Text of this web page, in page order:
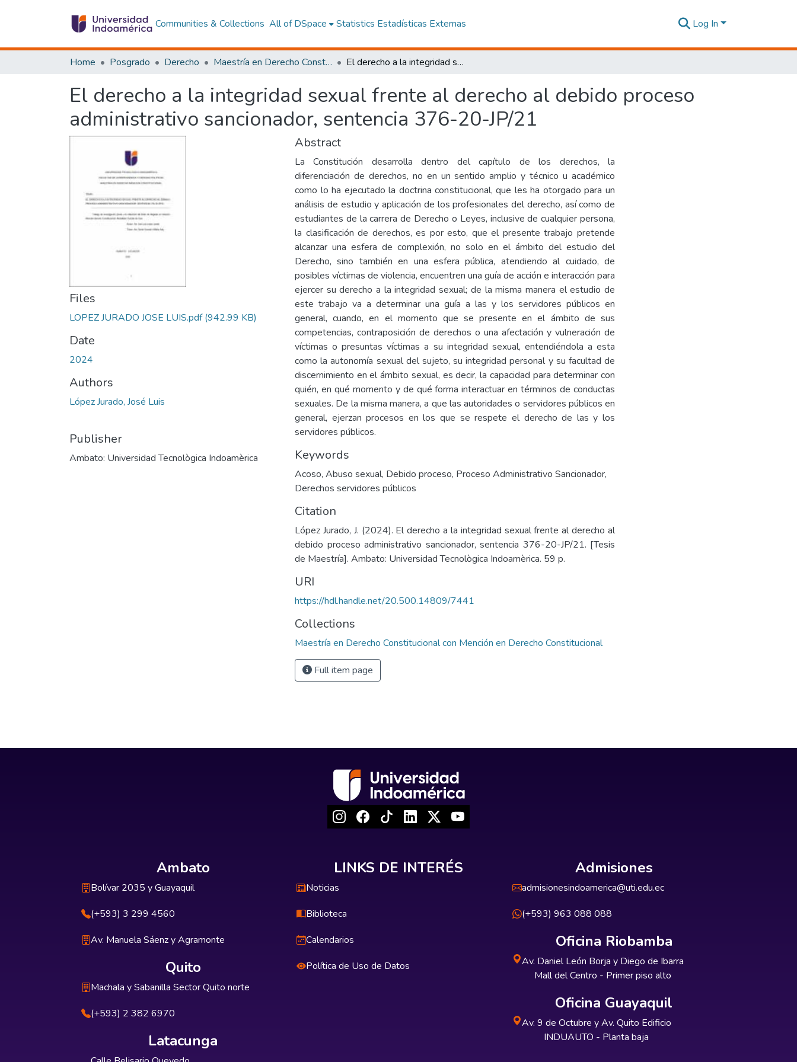
Communities & Collections All of DSpace Statistics Estadísticas Externas Log In
Home Posgrado Derecho Maestría en Derecho Constitucional con Mención en Derecho Constitucional El derecho a la integridad sexual frente al derecho al debido proceso administrativo sancionador, sentencia 376-20-JP/21
El derecho a la integridad sexual frente al derecho al debido proceso
administrativo sancionador, sentencia 376-20-JP/21
Files
LOPEZ JURADO JOSE LUIS.pdf(942.99 KB)
Date
2024
Authors
López Jurado, José Luis
Publisher
Ambato: Universidad Tecnològica Indoamèrica
Abstract
La Constitución desarrolla dentro del capítulo de los derechos, la
diferenciación de derechos, no en un sentido amplio y técnico u académico
como lo ha ejecutado la doctrina constitucional, que les ha otorgado para un
análisis de estudio y aplicación de los profesionales del derecho, así como de
estudiantes de la carrera de Derecho o Leyes, inclusive de cualquier persona,
la clasificación de derechos, es por esto, que el presente trabajo pretende
alcanzar una esfera de complexión, no solo en el ámbito del estudio del
Derecho, sino también en una esfera pública, atendiendo al cuidado, de
posibles víctimas de violencia, encuentren una guía de acción e interacción para
ejercer su derecho a la integridad sexual; de la misma manera el estudio de
este trabajo va a determinar una guía a las y los servidores públicos en
general, cuando, en el momento que se presente en el ámbito de sus
competencias, contraposición de derechos o una afectación y vulneración de
víctimas o presuntas víctimas a su integridad sexual, entendiéndola a esta
como la autonomía sexual del sujeto, su integridad personal y su facultad de
discernimiento en el ámbito sexual, es decir, la capacidad para determinar con
quién, en qué momento y de qué forma interactuar en términos de conductas
sexuales. De la misma manera, a que las autoridades o servidores públicos en
general, ejerzan procesos en los que se respete el derecho de las y los
servidores públicos.
Keywords
Acoso, Abuso sexual, Debido proceso, Proceso Administrativo Sancionador,
Derechos servidores públicos
Citation
López Jurado, J. (2024). El derecho a la integridad sexual frente al derecho al
debido proceso administrativo sancionador, sentencia 376-20-JP/21. [Tesis
de Maestría]. Ambato: Universidad Tecnològica Indoamèrica. 59 p.
URI
https://hdl.handle.net/20.500.14809/7441
Collections
Maestría en Derecho Constitucional con Mención en Derecho Constitucional
Full item page
Ambato
Bolívar 2035 y Guayaquil
(+593) 3 299 4560
Av. Manuela Sáenz y Agramonte
Quito
Machala y Sabanilla Sector Quito norte
(+593) 2 382 6970
Latacunga
LINKS DE INTERÉS
Noticias
Biblioteca
Calendarios
Política de Uso de Datos
Admisiones
admisionesindoamerica@uti.edu.ec
(+593) 963 088 088
Oficina Riobamba
Av. Daniel León Borja y Diego de Ibarra
Mall del Centro - Primer piso alto
Oficina Guayaquil
Av. 9 de Octubre y Av. Quito Edificio
INDUAUTO - Planta baja